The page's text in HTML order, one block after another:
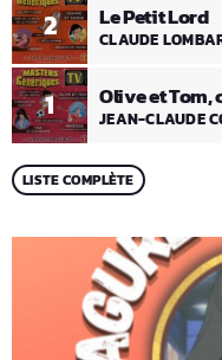
1 Olive et
JEAN-CLAUDE
2 Le Petit Lord
CLAUDE
LISTE COMPLÈTE